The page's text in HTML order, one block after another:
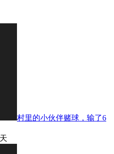
村里的小伙伴赌球，输了6